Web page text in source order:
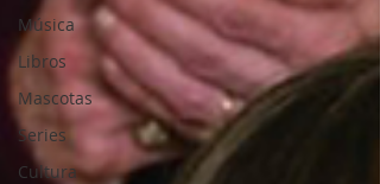
Música
Libros
Mascotas
Series
Cultura